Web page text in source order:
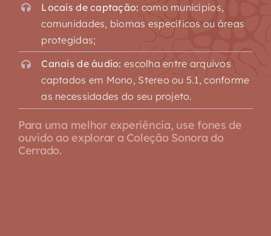
Locais de captação: como municípios,
comunidades, biomas específicos ou áreas
protegidas;
Canais de áudio: escolha entre arquivos
captados em Mono, Stereo ou 5.1, conforme
as necessidades do seu projeto.
Para uma melhor experiência, use fones de
ouvido ao explorar a Coleção Sonora do
Cerrado.